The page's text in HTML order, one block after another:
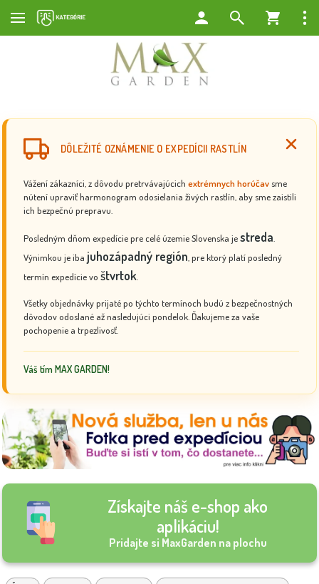
DÔLEŽITÉ OZNÁMENIE O EXPEDÍCII RASTLÍN
Vážení zákazníci, z dôvodu pretrvávajúcich extrémnych horúčav sme
nútení upraviť harmonogram odosielania živých rastlín, aby sme zaistili
ich bezpečnú prepravu.
Posledným dňom expedície pre celé územie Slovenska jestreda
Výnimkou je iba juhozápadný región , pre ktorý platí posledný
termín expedície vo štvrtok
Všetky objednávky prijaté po týchto termínoch budú z bezpečnostných
dôvodov odoslané až nasledujúci pondelok. Ďakujeme za vaše
pochopenie a trpezlivosť.
Váš tím MAX GARDEN!
Získajte náš e-shop ako
aplikáciu!
Pridajte si MaxGarden na plochu